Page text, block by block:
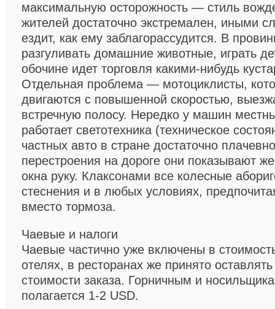
максимальную осторожность — стиль
жителей достаточно экстремален, иными
ездит, как ему заблагорассудится. В
разгуливать домашние животные, играть
обочине идет торговля какими-нибудь
Отдельная проблема — мотоциклисты,
двигаются с повышенной скоростью,
встречную полосу. Нередко у машин
работает светотехника (техническое
частных авто в стране достаточно
перестроения на дороге они показывают
окна руку. Клаксонами все колесные
стеснения и в любых условиях,
вместо тормоза.
Чаевые и налоги
Чаевые частично уже включены в
отелях, в ресторанах же принято
стоимости заказа. Горничным и
полагается 1-2 USD.